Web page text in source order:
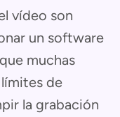
vídeo son
un software
muchas
de
la grabación